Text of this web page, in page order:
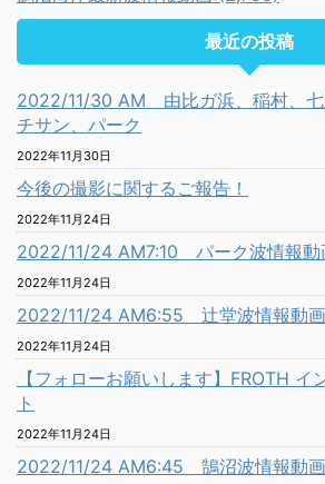
最近の投稿
2022/11/30 AM 由比ガ浜、稲村、七
チサン、パーク
2022年11月30日
今後の撮影に関するご報告！
2022年11月24日
2022/11/24 AM7:10 パーク波情報動
2022年11月24日
2022/11/24 AM6:55 辻堂波情報動画
2022年11月24日
【フォローお願いします】FROTH イ
ト
2022年11月24日
2022/11/24 AM6:45 鵠沼波情報動画